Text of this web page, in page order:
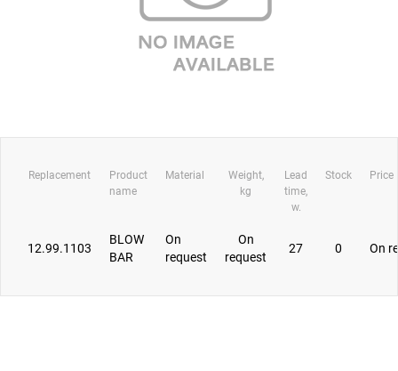
Replacement
Product
name
Material
Weight,
kg
Lead
time,
w.
Stock Price
12.99.1103
BLOW
BAR
On
request
On
request
27 0 On